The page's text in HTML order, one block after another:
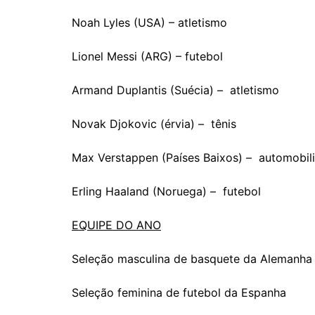
Noah Lyles (USA) – atletismo
Lionel Messi (ARG) – futebol
Armand Duplantis (Suécia) – atletismo
Novak Djokovic (érvia) – tênis
Max Verstappen (Países Baixos) –
Erling Haaland (Noruega) – futebol
EQUIPE DO ANO
Seleção masculina de basquete da Alemanha
Seleção feminina de futebol da Espanha